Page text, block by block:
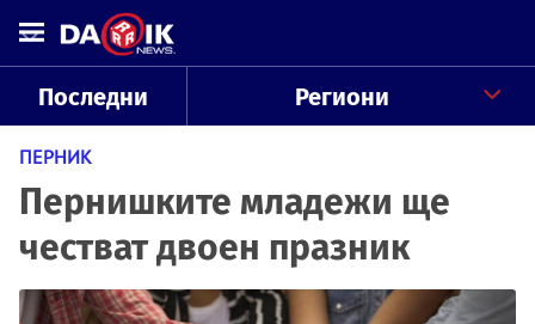
Последни Региони
ПЕРНИК
Пернишките младежи ще
честват двоен празник